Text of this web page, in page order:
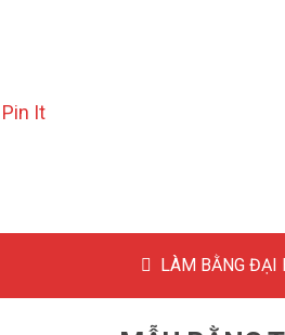
LÀM BẰNG ĐẠI
Pin It